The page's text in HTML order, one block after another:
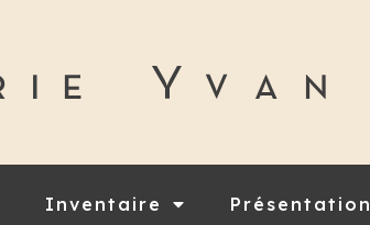
Inventaire Présentation